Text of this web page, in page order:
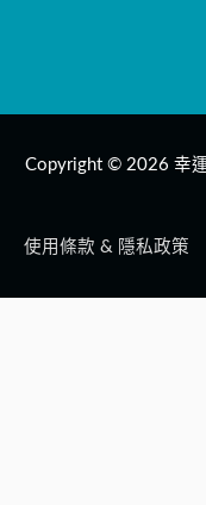
Copyright © 2026 幸
使用條款 & 隱私政策